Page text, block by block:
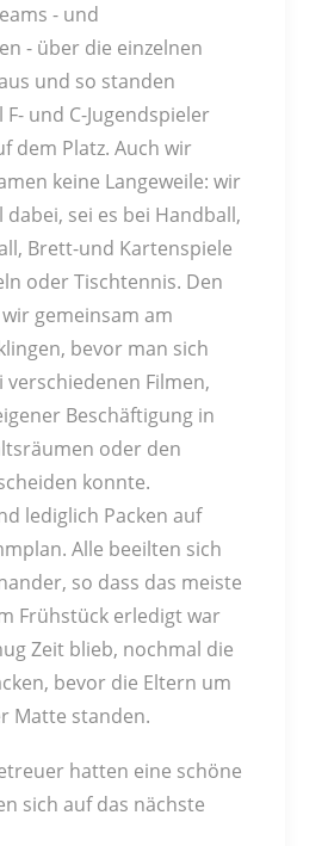
- und
- über die einzelnen
und so standen
und C-Jugendspieler
dem Platz. Auch wir
keine Langeweile: wir
sei es bei Handball,
Brett-und Kartenspiele
oder Tischtennis. Den
gemeinsam am
bevor man sich
verschiedenen Filmen,
Beschäftigung in
oder den
konnte.
lediglich Packen auf
Alle beeilten sich
so dass das meiste
Frühstück erledigt war
Zeit blieb, nochmal die
bevor die Eltern um
Matte standen.
hatten eine schöne
sich auf das nächste